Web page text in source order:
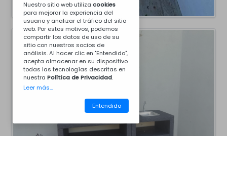
Nuestro sitio web utiliza cookies
para mejorar la experiencia del
usuario y analizar el tráfico del sitio
web. Por estos motivos, podemos
compartir los datos de uso de su
sitio con nuestros socios de
análisis. Al hacer clic en "Entendido",
acepta almacenar en su dispositivo
todas las tecnologías descritas en
nuestra Política de Privacidad.
Leer más...
Entendido